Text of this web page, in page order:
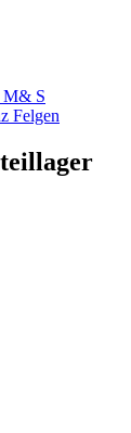
M& S
Felgen